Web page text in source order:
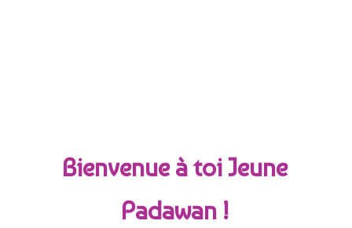
Bienvenue à toi Jeune
Padawan !